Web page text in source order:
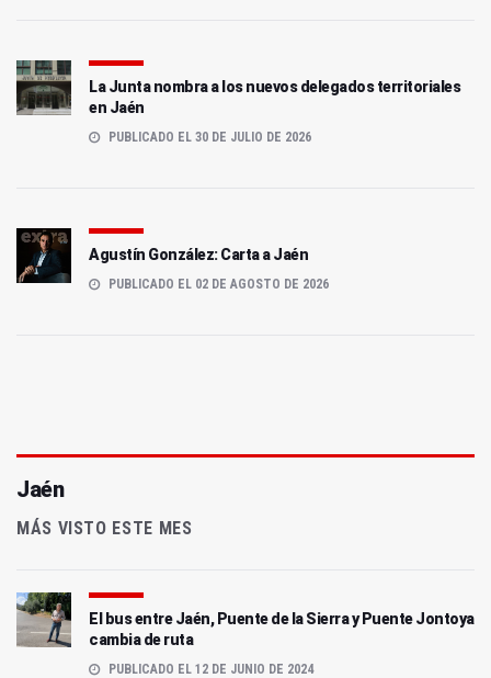
La Junta nombra a los nuevos delegados territoriales
en Jaén
PUBLICADO EL 30 DE JULIO DE 2026
Agustín González: Carta a Jaén
PUBLICADO EL 02 DE AGOSTO DE 2026
Jaén
MÁS VISTO ESTE MES
El bus entre Jaén, Puente de la Sierra y Puente Jontoya
cambia de ruta
PUBLICADO EL 12 DE JUNIO DE 2024